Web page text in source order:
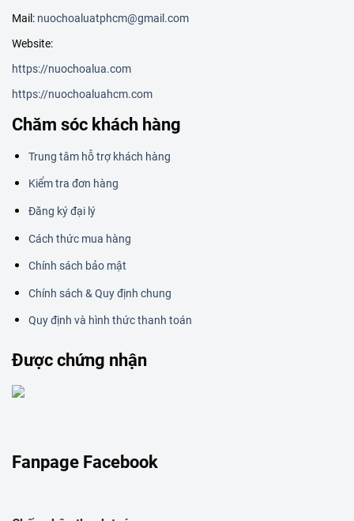
Mail: nuochoaluatphcm@gmail.com
Website:
https://nuochoalua.com
https://nuochoaluahcm.com
Chăm sóc khách hàng
Trung tâm hỗ trợ khách hàng
Kiểm tra đơn hàng
Đăng ký đại lý
Cách thức mua hàng
Chính sách bảo mật
Chính sách & Quy định chung
Quy định và hình thức thanh toán
Được chứng nhận
Fanpage Facebook